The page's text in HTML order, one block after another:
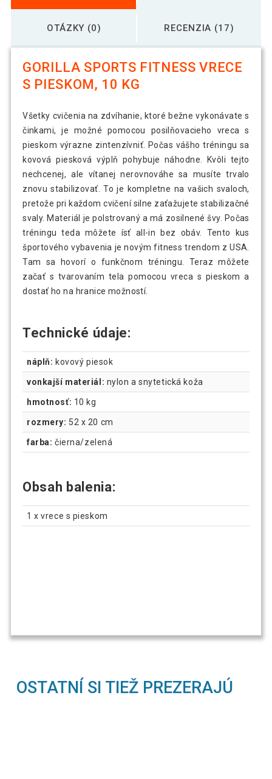
OTÁZKY (0) RECENZIA (17)
GORILLA SPORTS FITNESS VRECE
S PIESKOM, 10 KG
Všetky cvičenia na zdvíhanie, ktoré bežne vykonávate s
činkami, je možné pomocou posilňovacieho vreca s
pieskom výrazne zintenzívniť. Počas vášho tréningu sa
kovová piesková výplň pohybuje náhodne. Kvôli tejto
nechcenej, ale vítanej nerovnováhe sa musíte trvalo
znovu stabilizovať. To je kompletne na vašich svaloch,
pretože pri každom cvičení silne zaťažujete stabilizačné
svaly. Materiál je polstrovaný a má zosilnené švy. Počas
tréningu teda môžete ísť all-in bez obáv. Tento kus
športového vybavenia je novým fitness trendom z USA.
Tam sa hovorí o funkčnom tréningu. Teraz môžete
začať s tvarovaním tela pomocou vreca s pieskom a
dostať ho na hranice možností.
Technické údaje:
náplň: kovový piesok
vonkajší materiál: nylon a snytetická koža
hmotnosť: 10 kg
rozmery: 52 x 20 cm
farba: čierna/zelená
Obsah balenia:
1 x vrece s pieskom
OSTATNÍ SI TIEŽ PREZERAJÚ